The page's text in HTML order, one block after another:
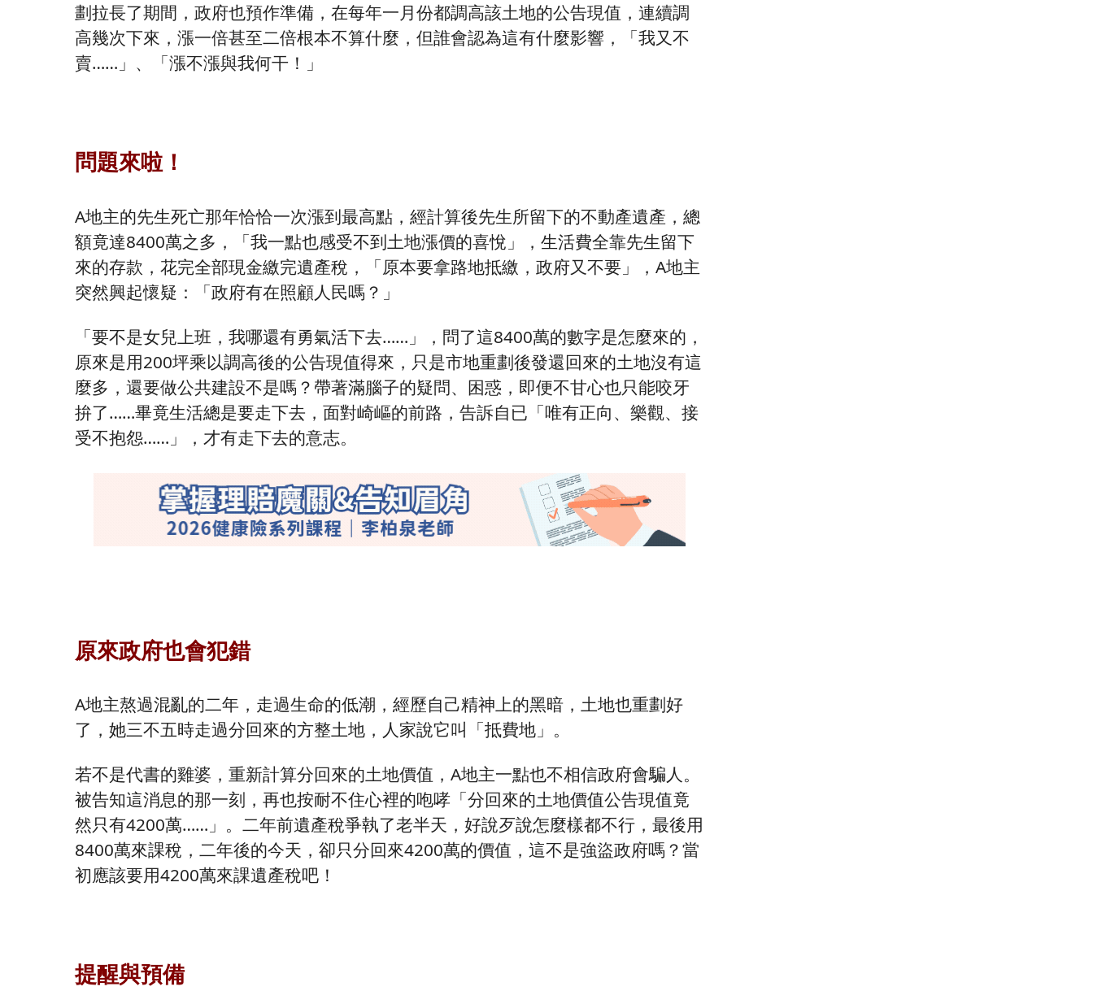
劃拉長了期間，政府也預作準備，在每年一月份都調高該土地的公告現值，連續調
高幾次下來，漲一倍甚至二倍根本不算什麼，但誰會認為這有什麼影響，「我又不
賣……」、「漲不漲與我何干！」
問題來啦！
A地主的先生死亡那年恰恰一次漲到最高點，經計算後先生所留下的不動產遺產，總
額竟達8400萬之多，「我一點也感受不到土地漲價的喜悅」，生活費全靠先生留下
來的存款，花完全部現金繳完遺產稅，「原本要拿路地抵繳，政府又不要」，A地主
突然興起懷疑：「政府有在照顧人民嗎？」
「要不是女兒上班，我哪還有勇氣活下去……」，問了這8400萬的數字是怎麼來的，
原來是用200坪乘以調高後的公告現值得來，只是市地重劃後發還回來的土地沒有這
麼多，還要做公共建設不是嗎？帶著滿腦子的疑問、困惑，即便不甘心也只能咬牙
拚了……畢竟生活總是要走下去，面對崎嶇的前路，告訴自已「唯有正向、樂觀、接
受不抱怨……」，才有走下去的意志。
原來政府也會犯錯
A地主熬過混亂的二年，走過生命的低潮，經歷自己精神上的黑暗，土地也重劃好
了，她三不五時走過分回來的方整土地，人家說它叫「抵費地」。
若不是代書的雞婆，重新計算分回來的土地價值，A地主一點也不相信政府會騙人。
被告知這消息的那一刻，再也按耐不住心裡的咆哮「分回來的土地價值公告現值竟
然只有4200萬……」。二年前遺產稅爭執了老半天，好說歹說怎麼樣都不行，最後用
8400萬來課稅，二年後的今天，卻只分回來4200萬的價值，這不是強盜政府嗎？當
初應該要用4200萬來課遺產稅吧！
提醒與預備